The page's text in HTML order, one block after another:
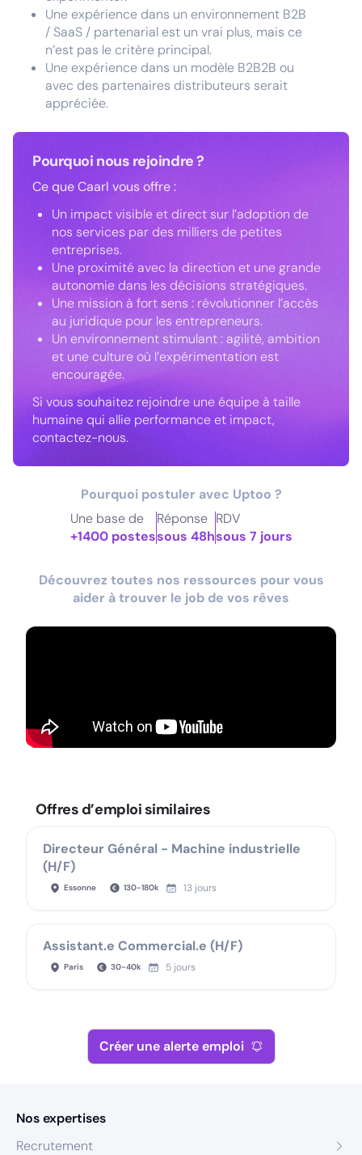
Une expérience dans un environnement B2B
/ SaaS / partenarial est un vrai plus, mais ce
n’est pas le critère principal.
Une expérience dans un modèle B2B2B ou
avec des partenaires distributeurs serait
appréciée.
Pourquoi nous rejoindre ?
Ce que Caarl vous offre :
Un impact visible et direct sur l’adoption de
nos services par des milliers de petites
entreprises.
Une proximité avec la direction et une grande
autonomie dans les décisions stratégiques.
Une mission à fort sens : révolutionner l’accès
au juridique pour les entrepreneurs.
Un environnement stimulant : agilité, ambition
et une culture où l’expérimentation est
encouragée.
Si vous souhaitez rejoindre une équipe à taille
humaine qui allie performance et impact,
contactez-nous.
Pourquoi postuler avec Uptoo ?
Une base de
+1400 postes
Réponse
sous 48h
RDV
sous 7 jours
Découvrez toutes nos ressources pour vous
aider à trouver le job de vos rêves
Offres d’emploi similaires
Directeur Général - Machine industrielle
(H/F)
Essonne 130-180k 13 jours
Assistant.e Commercial.e (H/F)
Paris 30-40k 5 jours
Créer une alerte emploi
Nos expertises
Recrutement